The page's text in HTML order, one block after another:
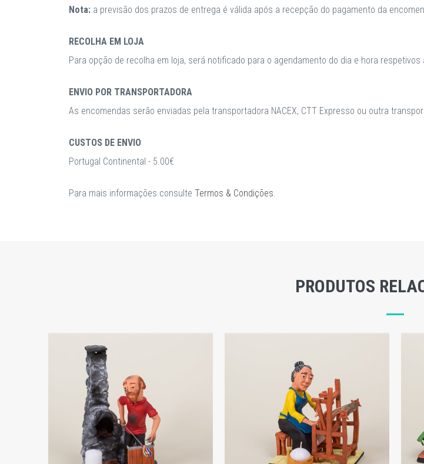
Nota: a previsão dos prazos de entrega é válida após a recepção do pagamento da
RECOLHA EM LOJA
Para opção de recolha em loja, será notificado para o agendamento do dia e hora
ENVIO POR TRANSPORTADORA
As encomendas serão enviadas pela transportadora NACEX, CTT Expresso ou outra
CUSTOS DE ENVIO
Portugal Continental - 5.00€
Para mais informações consulte Termos & Condições.
PRODUTOS